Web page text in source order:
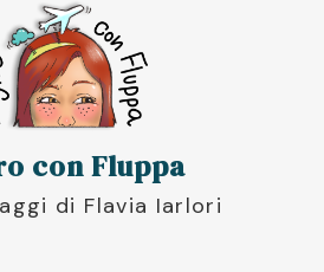
con Fluppa
di Flavia Iarlori